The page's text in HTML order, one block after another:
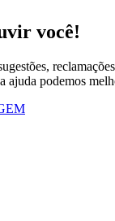
você!
ajuda podemos